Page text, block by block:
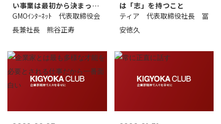
い事業は最初から決まって
いる
GMOｲﾝﾀｰﾈｯﾄ 代表取締役会
長兼社長 熊谷正寿
は「志」を持つこと
ティア 代表取締役社長 冨
安徳久